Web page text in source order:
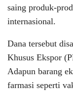
saing produk-
internasional.
Dana tersebut
Khusus Ekspor
Adapun barang
farmasi seperti